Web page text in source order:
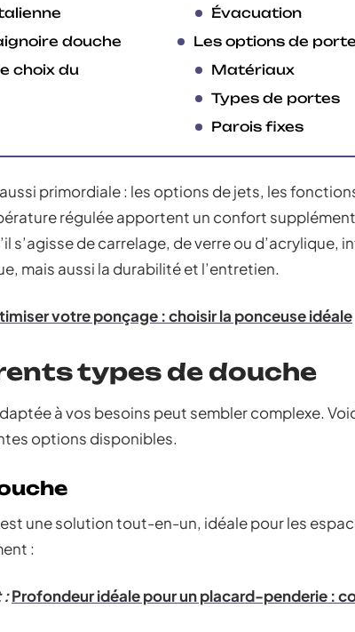
douche
choix du
Évacuation
Les options de
Matériaux
Types de portes
Parois fixes
primordiale : les options de jets, les
régulée apportent un confort
s’agisse de carrelage, de verre ou d’acrylique,
mais aussi la durabilité et l’entretien.
votre ponçage : choisir la ponceuse idéale
types de douche
à vos besoins peut sembler complexe.
options disponibles.
est une solution tout-en-un, idéale pour les
:
:Profondeur idéale pour un placard-penderie :